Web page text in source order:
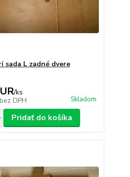
sada L zadné dvere
/ks
bez DPH Skladom
Pridať do košíka